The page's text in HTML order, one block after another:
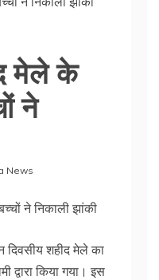
मेले के
ने
News
ने निकाली झांकी
शहीद मेले का
द्वारा किया गया। इस